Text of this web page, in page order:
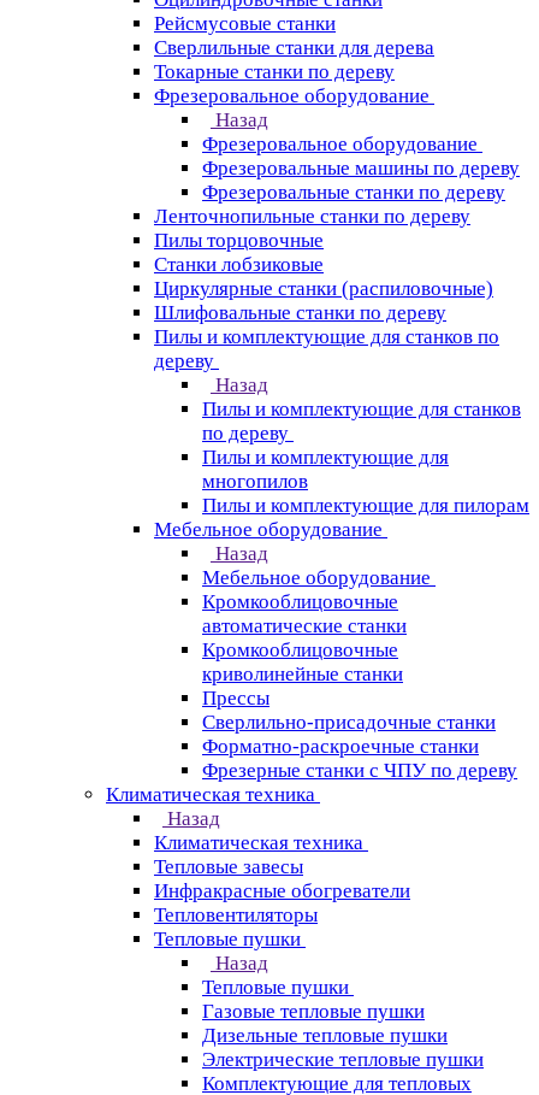
Рейсмусовые станки
Сверлильные станки для дерева
Токарные станки по дереву
Фрезеровальное оборудование
Назад
Фрезеровальное оборудование
Фрезеровальные машины по дереву
Фрезеровальные станки по дереву
Ленточнопильные станки по дереву
Пилы торцовочные
Станки лобзиковые
Циркулярные станки (распиловочные)
Шлифовальные станки по дереву
Пилы и комплектующие для станков по
дереву
Назад
Пилы и комплектующие для станков
по дереву
Пилы и комплектующие для
многопилов
Пилы и комплектующие для пилорам
Мебельное оборудование
Назад
Мебельное оборудование
Кромкооблицовочные
автоматические станки
Кромкооблицовочные
криволинейные станки
Прессы
Сверлильно-присадочные станки
Форматно-раскроечные станки
Фрезерные станки с ЧПУ по дереву
Климатическая техника
Назад
Климатическая техника
Тепловые завесы
Инфракрасные обогреватели
Тепловентиляторы
Тепловые пушки
Назад
Тепловые пушки
Газовые тепловые пушки
Дизельные тепловые пушки
Электрические тепловые пушки
Комплектующие для тепловых